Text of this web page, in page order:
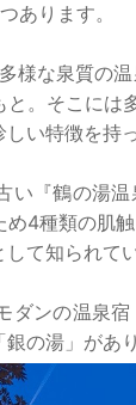
あります。
様な泉質の
。そこに
い特徴を持
『鶴の湯
4種類の肌
て知られて
ダンの温泉
の湯」があ